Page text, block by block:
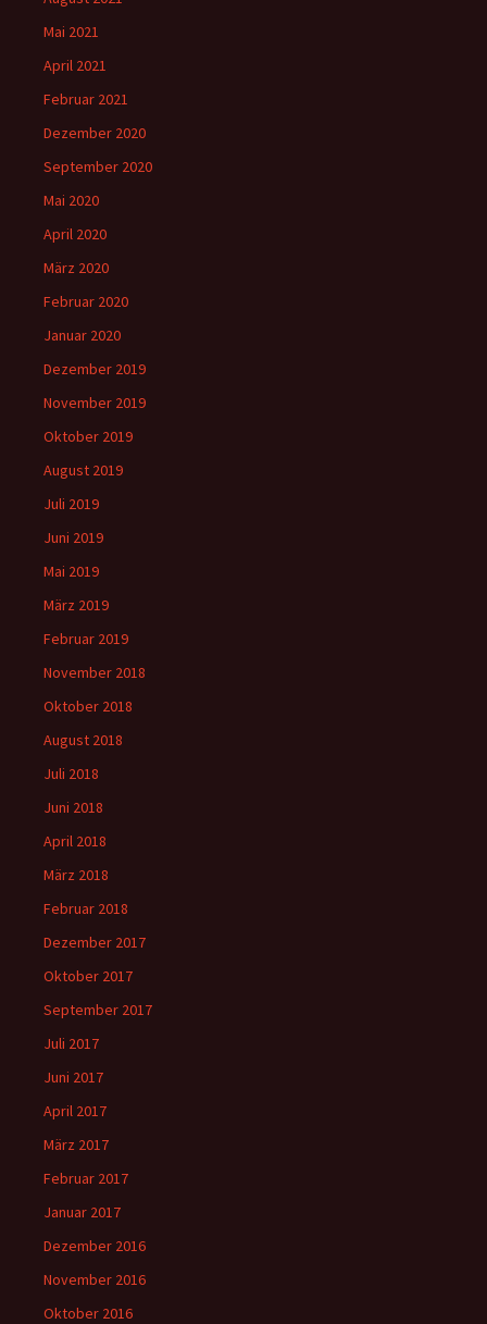
Mai 2021
April 2021
Februar 2021
Dezember 2020
September 2020
Mai 2020
April 2020
März 2020
Februar 2020
Januar 2020
Dezember 2019
November 2019
Oktober 2019
August 2019
Juli 2019
Juni 2019
Mai 2019
März 2019
Februar 2019
November 2018
Oktober 2018
August 2018
Juli 2018
Juni 2018
April 2018
März 2018
Februar 2018
Dezember 2017
Oktober 2017
September 2017
Juli 2017
Juni 2017
April 2017
März 2017
Februar 2017
Januar 2017
Dezember 2016
November 2016
Oktober 2016